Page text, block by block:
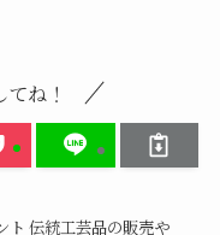
ね！
ト 伝統工芸品の販売や